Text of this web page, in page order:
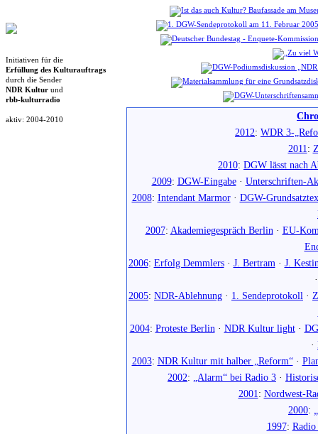
Initiativen für die
Erfüllung des Kulturauftrags
durch die Sender
NDR Kultur und
rbb-kulturradio
aktiv: 2004-2010
2012: WDR 3-
2011:
2010: DGW lässt nach
2009: DGW-Eingabe· Unterschriften-
2008: Intendant Marmor· DGW-
2007: Akademiegespräch Berlin · EU-
2006: Erfolg Demmlers· J. Bertram · J.
2005: NDR-Ablehnung · 1. Sendeprotokoll ·
2004: Proteste Berlin · NDR Kultur light·
·
2003: NDR Kultur mit halber „Reform“·
2002: „Alarm“ bei Radio 3 ·
2001: Nordwest-
2000:
1997: